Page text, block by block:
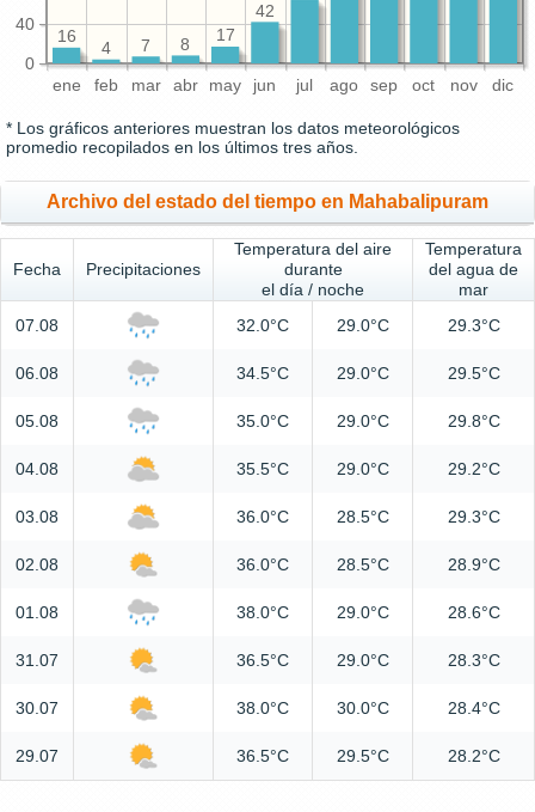
ene feb mar abr may jun jul ago sep oct nov dic
0
40
42
17
8
7
4
16
* Los gráficos anteriores muestran los datos meteorológicos
promedio recopilados en los últimos tres años.
Archivo del estado del tiempo en Mahabalipuram
Fecha Precipitaciones
Temperatura del aire
durante
el día / noche
Temperatura
del agua de
mar
07.08
32.0°C 29.0°C 29.3°C
06.08 34.5°C 29.0°C 29.5°C
05.08 35.0°C 29.0°C 29.8°C
04.08 35.5°C 29.0°C 29.2°C
03.08 36.0°C 28.5°C 29.3°C
02.08 36.0°C 28.5°C 28.9°C
01.08 38.0°C 29.0°C 28.6°C
31.07 36.5°C 29.0°C 28.3°C
30.07 38.0°C 30.0°C 28.4°C
29.07 36.5°C 29.5°C 28.2°C